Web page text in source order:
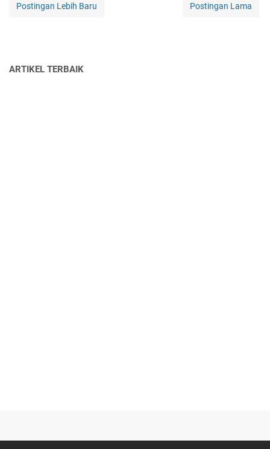
Postingan Lebih Baru Postingan Lama
ARTIKEL TERBAIK